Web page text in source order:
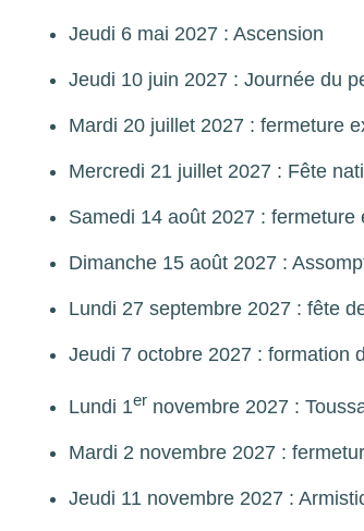
Jeudi 6 mai 2027 : Ascension
Jeudi 10 juin 2027 : Journée du
Mardi 20 juillet 2027 : fermeture
Mercredi 21 juillet 2027 : Fête
Samedi 14 août 2027 : fermeture
Dimanche 15 août 2027 :
Lundi 27 septembre 2027 : fête
Jeudi 7 octobre 2027 : formation
Lundi 1er novembre 2027 :
Mardi 2 novembre 2027 :
Jeudi 11 novembre 2027 :